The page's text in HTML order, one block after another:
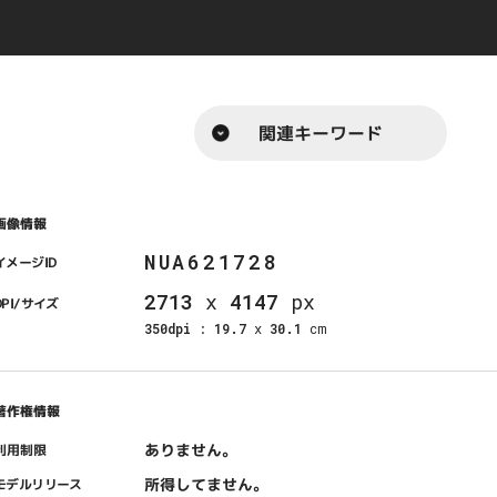
関連キーワード
像情報
メージID NUA621728
サイズ 2713 x 4147 px
350dpi : 19.7 x 30.1 cm
作権情報
用制限 ありません。
デルリリース 所得してません。